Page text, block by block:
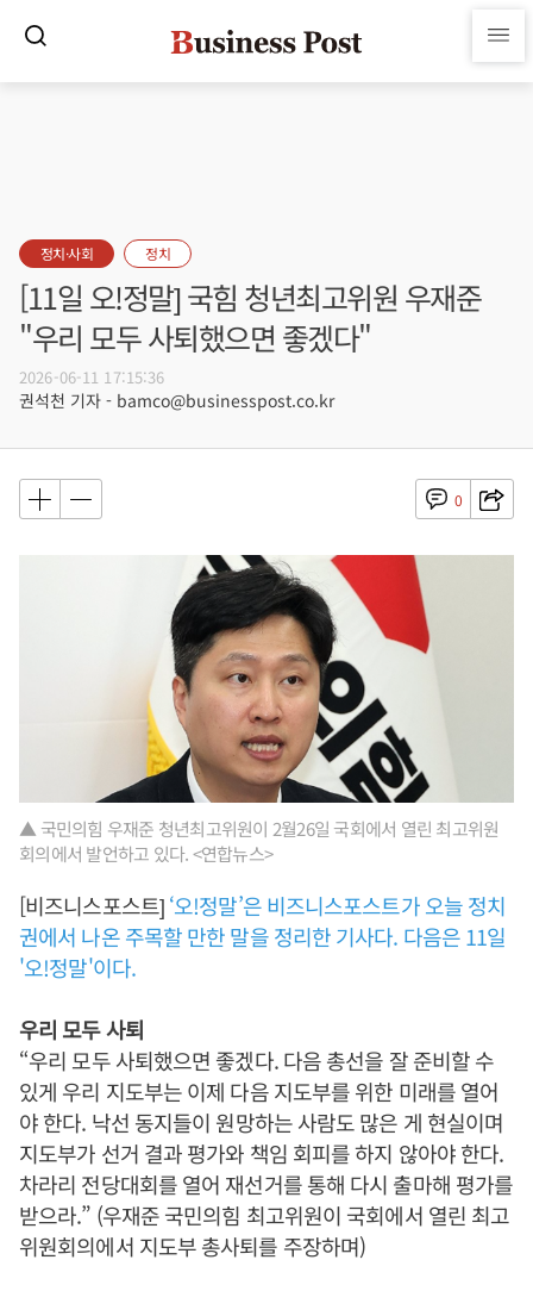
정치·사회 정치
[11일 오!정말] 국힘 청년최고위원 우재준
"우리 모두 사퇴했으면 좋겠다"
2026-06-11 17:15:36
권석천 기자 - bamco@businesspost.co.kr
0
▲ 국민의힘 우재준 청년최고위원이 2월26일 국회에서 열린 최고위원
회의에서 발언하고 있다. <연합뉴스>
[비즈니스포스트]‘오!정말’은 비즈니스포스트가 오늘 정치
권에서 나온 주목할 만한 말을 정리한 기사다. 다음은 11일
'오!정말'이다.
우리 모두 사퇴
“우리 모두 사퇴했으면 좋겠다. 다음 총선을 잘 준비할 수
있게 우리 지도부는 이제 다음 지도부를 위한 미래를 열어
야 한다. 낙선 동지들이 원망하는 사람도 많은 게 현실이며
지도부가 선거 결과 평가와 책임 회피를 하지 않아야 한다.
차라리 전당대회를 열어 재선거를 통해 다시 출마해 평가를
받으라.” (우재준 국민의힘 최고위원이 국회에서 열린 최고
위원회의에서 지도부 총사퇴를 주장하며)